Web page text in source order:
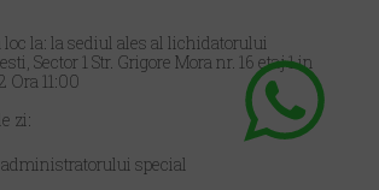
loc la: la sediul ales al lichidatorului
Sector 1 Str. Grigore Mora nr. 16 etaj 1 in
Ora 11:00
zi:
special